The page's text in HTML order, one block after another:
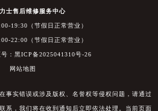
士售后维修服务中心
19:30（节假日正常营业）
22:00（节假日正常营业）
：黑ICP备2025041310号-26
网站地图
事实错误或涉及版权、名誉权等侵权问题，请通过
系，我们将在收到通知后立即依法处理。当前页面